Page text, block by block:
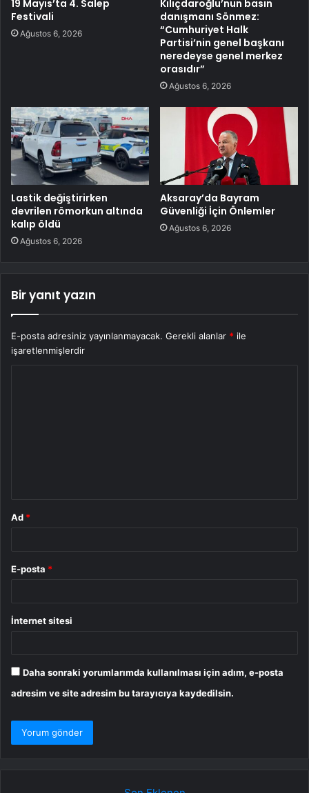
19 Mayıs’ta 4. Salep
Festivali
Ağustos 6, 2026
Kılıçdaroğlu’nun basın
danışmanı Sönmez:
“Cumhuriyet Halk
Partisi’nin genel başkanı
neredeyse genel merkez
orasıdır”
Ağustos 6, 2026
Lastik değiştirirken
devrilen römorkun altında
kalıp öldü
Ağustos 6, 2026
Aksaray’da Bayram
Güvenliği İçin Önlemler
Ağustos 6, 2026
Bir yanıt yazın
E-posta adresiniz yayınlanmayacak. Gerekli alanlar * ile
işaretlenmişlerdir
Ad *
E-posta *
İnternet sitesi
Daha sonraki yorumlarımda kullanılması için adım, e-posta
adresim ve site adresim bu tarayıcıya kaydedilsin.